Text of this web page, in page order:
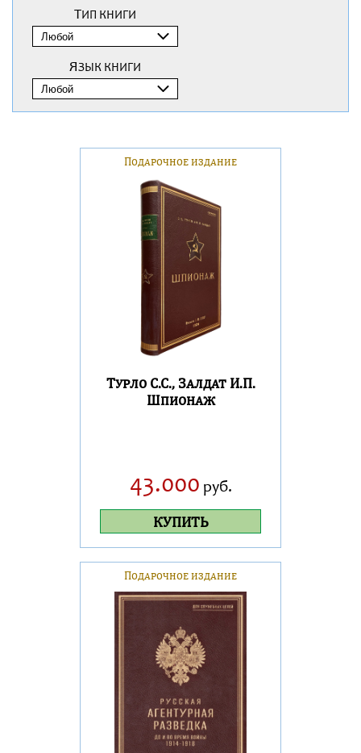
ТИП КНИГИ
ЯЗЫК КНИГИ
Подарочное издание
Турло С.С., Залдат И.П.
Шпионаж
43.000 руб.
КУПИТЬ
Подарочное издание